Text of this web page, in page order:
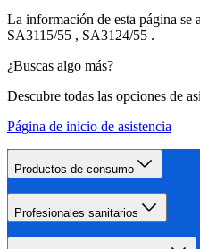
La información de esta página se
SA3115/55 , SA3124/55 .
¿Buscas algo más?
Descubre todas las opciones de
Página de inicio de asistencia
Productos de consumo
Profesionales sanitarios